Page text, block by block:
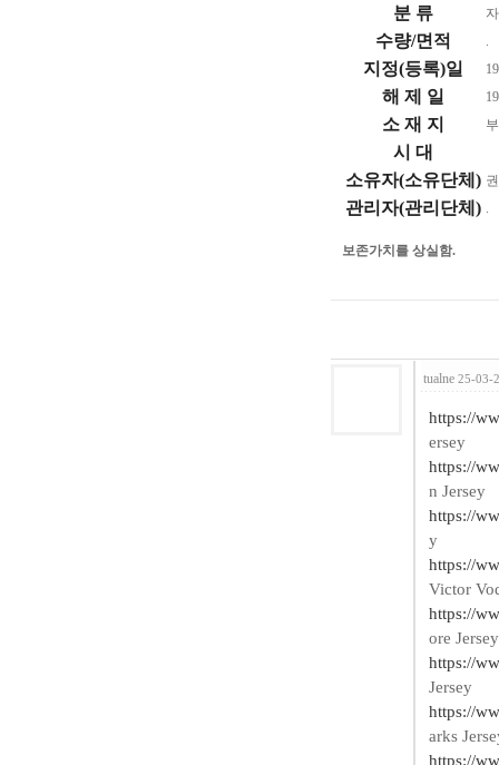
분 류
수량/면적 .
지정(등록)일
해 제 일
소 재 지
시 대
소유자(소유단체)
관리자(관리단체) .
보존가치를 상실함.
tualne 25-03-
https://
ersey
https://
n Jersey
https://
y
https://
Victor
https://
ore Jersey
https://
Jersey
https://
arks
https://